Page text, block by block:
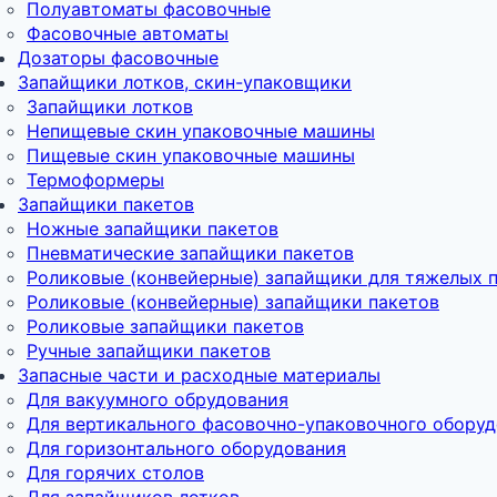
Полуавтоматы фасовочные
Фасовочные автоматы
Дозаторы фасовочные
Запайщики лотков, скин-упаковщики
Запайщики лотков
Непищевые скин упаковочные машины
Пищевые скин упаковочные машины
Термоформеры
Запайщики пакетов
Ножные запайщики пакетов
Пневматические запайщики пакетов
Роликовые (конвейерные) запайщики для тяжелых
Роликовые (конвейерные) запайщики пакетов
Роликовые запайщики пакетов
Ручные запайщики пакетов
Запасные части и расходные материалы
Для вакуумного обрудования
Для вертикального фасовочно-упаковочного
Для горизонтального оборудования
Для горячих столов